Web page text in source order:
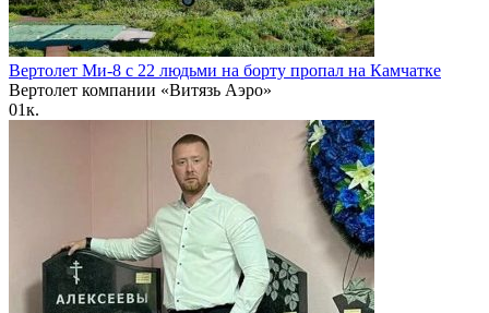
Вертолет Ми-8 с 22 людьми на борту пропал на Камчатке
Вертолет компании «Витязь Аэро»
01к.